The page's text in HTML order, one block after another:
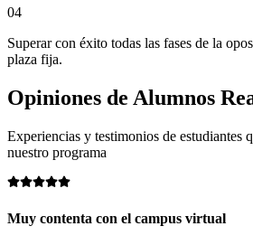
04
Superar con éxito todas las fases de la
plaza fija.
Opiniones de Alumnos
Experiencias y testimonios de estudiantes
nuestro programa
Muy contenta con el campus virtual